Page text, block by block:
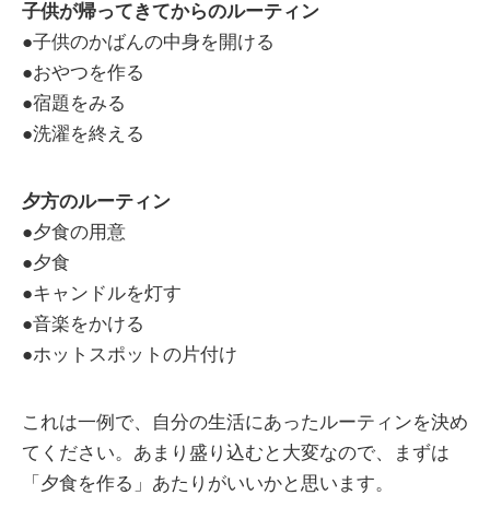
子供が帰ってきてからのルーティン
●子供のかばんの中身を開ける
●おやつを作る
●宿題をみる
●洗濯を終える
夕方のルーティン
●夕食の用意
●夕食
●キャンドルを灯す
●音楽をかける
●ホットスポットの片付け
これは一例で、自分の生活にあったルーティンを決め
てください。あまり盛り込むと大変なので、まずは
「夕食を作る」あたりがいいかと思います。